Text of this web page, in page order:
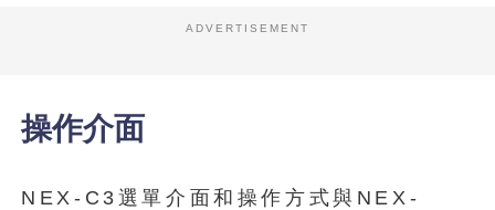
ADVERTISEMENT
操作介面
NEX-C3選單介面和操作方式與NEX-